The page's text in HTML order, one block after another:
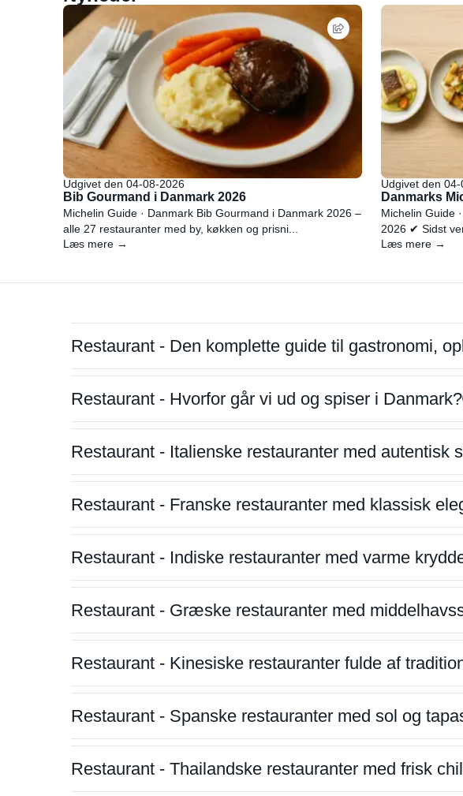
Udgivet den 04-08-2026
Bib Gourmand i Danmark 2026
Michelin Guide · Danmark Bib Gourmand i Danmark 2026 –
alle 27 restauranter med by, køkken og prisni...
Læs mere →
Udgivet den
Danmarks
Michelin Guide
2026 ✔ Sidst
Læs mere →
Restaurant - Den komplette guide til gastronomi,
Restaurant - Hvorfor går vi ud og spiser i Danmark?
Restaurant - Italienske restauranter med autentisk
Restaurant - Franske restauranter med klassisk
Restaurant - Indiske restauranter med varme
Restaurant - Græske restauranter med
Restaurant - Kinesiske restauranter fulde af
Restaurant - Spanske restauranter med sol og
Restaurant - Thailandske restauranter med frisk